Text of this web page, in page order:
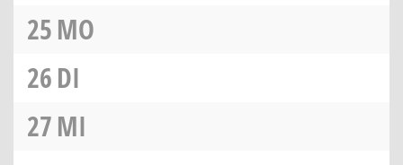
25MO
26DI
27MI